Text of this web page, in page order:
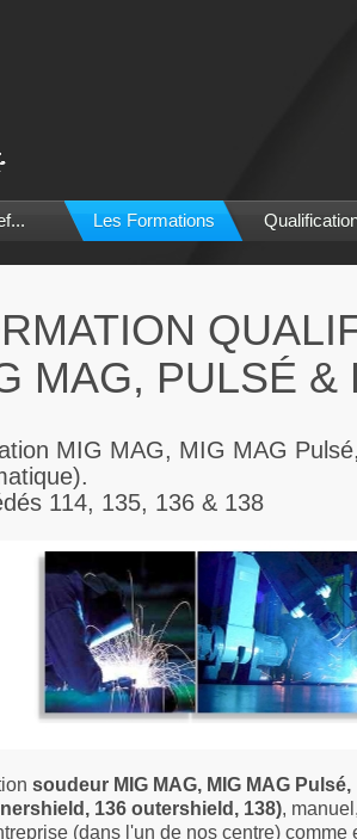
Les Formations
MAG, PULSÉ &
MIG MAG, MIG MAG
114, 135, 136 & 138
soudeur MIG MAG, MIG MAG
136 outershield, 138),
(dans l'un de nos centre)